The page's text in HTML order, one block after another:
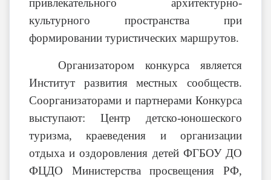
привлекательного архитектурно-
культурного пространства при
формировании туристических маршрутов.
Организатором конкурса является
Институт развития местных сообществ.
Соорганизаторами и партнерами Конкурса
выступают: Центр детско-юношеского
туризма, краеведения и организации
отдыха и оздоровления детей ФГБОУ ДО
ФЦДО Министерства просвещения РФ,